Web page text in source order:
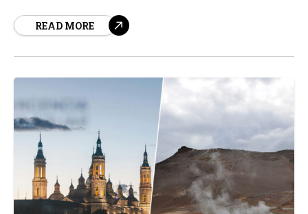
se convertiría en sinónimo de Internet en España y
READ MORE